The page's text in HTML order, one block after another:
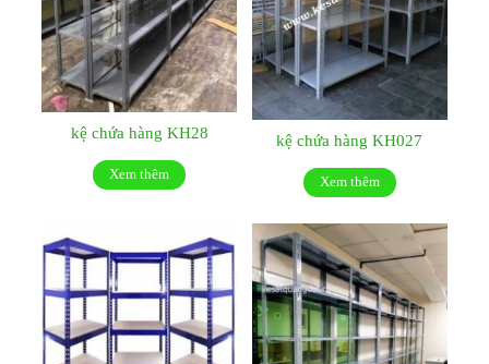
kệ chứa hàng KH28
Xem thêm
kệ chứa hàng KH027
Xem thêm